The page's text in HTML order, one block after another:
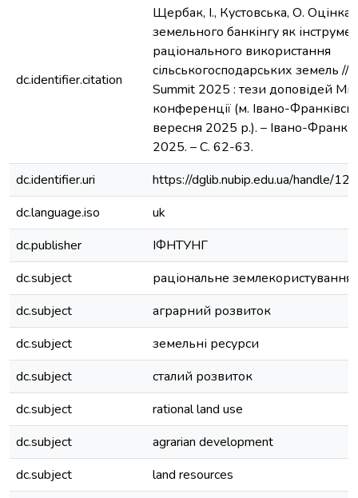
dc.identifier.citation
Щербак, І., Кустовська, О. Оцінка
земельного банкінгу як
раціонального використання
сільськогосподарських земель //
Summit 2025 : тези доповідей
конференції (м. Івано-
вересня 2025 р.). – Івано-
2025. – С. 62-63.
dc.identifier.uri
https://dglib.nubip.edu.ua/handle/
dc.language.iso
uk
dc.publisher
ІФНТУНГ
dc.subject
раціональне землекористування
dc.subject
аграрний розвиток
dc.subject
земельні ресурси
dc.subject
сталий розвиток
dc.subject
rational land use
dc.subject
agrarian development
dc.subject
land resources